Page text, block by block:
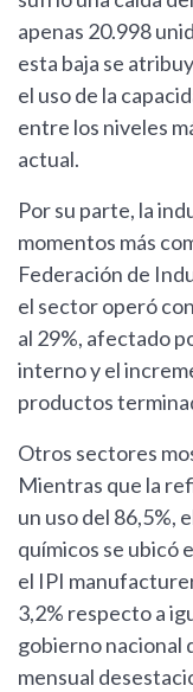
apenas 20.998
esta baja se
el uso de la
entre los niveles
actual.
Por su parte, la
momentos más
Federación de
el sector operó
al 29%, afectado
interno y el
productos
Otros sectores
Mientras que la
un uso del 86,5%,
químicos se ubicó
el IPI
3,2% respecto a
gobierno nacional
mensual